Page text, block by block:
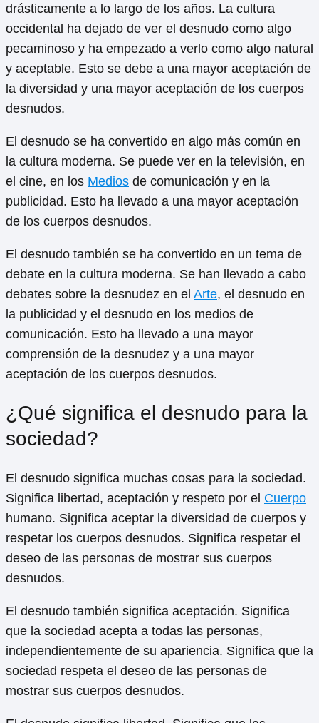
drásticamente a lo largo de los años. La cultura
occidental ha dejado de ver el desnudo como algo
pecaminoso y ha empezado a verlo como algo natural
y aceptable. Esto se debe a una mayor aceptación de
la diversidad y una mayor aceptación de los cuerpos
desnudos.
El desnudo se ha convertido en algo más común en
la cultura moderna. Se puede ver en la televisión, en
el cine, en los Medios de comunicación y en la
publicidad. Esto ha llevado a una mayor aceptación
de los cuerpos desnudos.
El desnudo también se ha convertido en un tema de
debate en la cultura moderna. Se han llevado a cabo
debates sobre la desnudez en el Arte, el desnudo en
la publicidad y el desnudo en los medios de
comunicación. Esto ha llevado a una mayor
comprensión de la desnudez y a una mayor
aceptación de los cuerpos desnudos.
¿Qué significa el desnudo para la
sociedad?
El desnudo significa muchas cosas para la sociedad.
Significa libertad, aceptación y respeto por el Cuerpo
humano. Significa aceptar la diversidad de cuerpos y
respetar los cuerpos desnudos. Significa respetar el
deseo de las personas de mostrar sus cuerpos
desnudos.
El desnudo también significa aceptación. Significa
que la sociedad acepta a todas las personas,
independientemente de su apariencia. Significa que la
sociedad respeta el deseo de las personas de
mostrar sus cuerpos desnudos.